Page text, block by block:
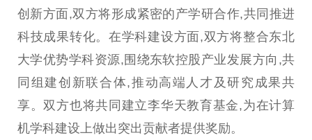
创新方面,双方将形成紧密的产学研合作,共同推进
科技成果转化。在学科建设方面,双方将整合东北
大学优势学科资源,围绕东软控股产业发展方向,共
同组建创新联合体,推动高端人才及研究成果共
享。双方也将共同建立李华天教育基金,为在计算
机学科建设上做出突出贡献者提供奖励。